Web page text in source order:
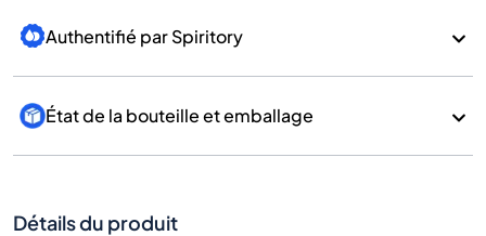
Authentifié par Spiritory
État de la bouteille et emballage
Détails du produit